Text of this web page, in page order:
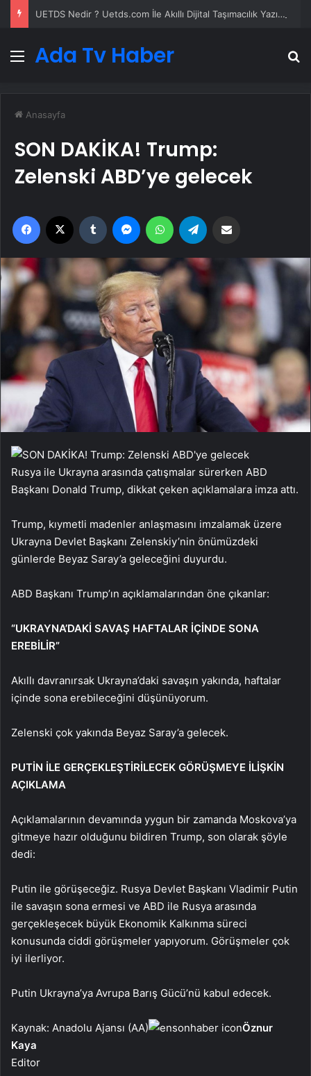
UETDS Nedir ? Uetds.com İle Akıllı Dijital Taşımacılık Yazılımı
Menü
Ada Tv Haber
Anasayfa
SON DAKİKA! Trump:
Zelenski ABD’ye gelecek
Facebook Tumblr MessengerWhatsApp
Rusya ile Ukrayna arasında çatışmalar sürerken ABD
Başkanı Donald Trump, dikkat çeken açıklamalara imza attı.
Trump, kıymetli madenler anlaşmasını imzalamak üzere
Ukrayna Devlet Başkanı Zelenskiy’nin önümüzdeki
günlerde Beyaz Saray’a geleceğini duyurdu.
ABD Başkanı Trump’ın açıklamalarından öne çıkanlar:
“UKRAYNA’DAKİ SAVAŞ HAFTALAR İÇİNDE SONA
EREBİLİR”
Akıllı davranırsak Ukrayna’daki savaşın yakında, haftalar
içinde sona erebileceğini düşünüyorum.
Zelenski çok yakında Beyaz Saray’a gelecek.
PUTİN İLE GERÇEKLEŞTİRİLECEK GÖRÜŞMEYE İLİŞKİN
AÇIKLAMA
Açıklamalarının devamında yygun bir zamanda Moskova’ya
gitmeye hazır olduğunu bildiren Trump, son olarak şöyle
dedi:
Putin ile görüşeceğiz. Rusya Devlet Başkanı Vladimir Putin
ile savaşın sona ermesi ve ABD ile Rusya arasında
gerçekleşecek büyük Ekonomik Kalkınma süreci
konusunda ciddi görüşmeler yapıyorum. Görüşmeler çok
iyi ilerliyor.
Putin Ukrayna’ya Avrupa Barış Gücü’nü kabul edecek.
Kaynak: Anadolu Ajansı (AA)
Öznur
Kaya
Editor